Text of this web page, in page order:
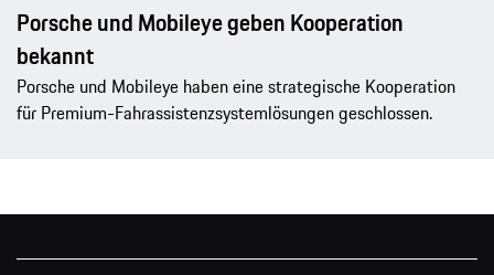
Porsche und Mobileye geben Kooperation
bekannt
Porsche und Mobileye haben eine strategische Kooperation
für Premium-Fahrassistenzsystemlösungen geschlossen.